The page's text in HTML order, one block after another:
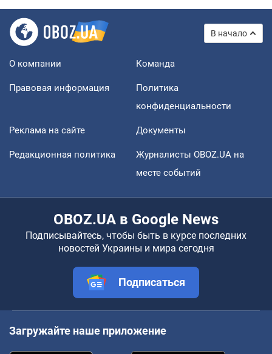
В начало
О компании Команда
Правовая информация
Политика
конфиденциальности
Реклама на сайте Документы
Редакционная политика
Журналисты OBOZ.UA на
месте событий
OBOZ.UA в Google News
Подписывайтесь, чтобы быть в курсе последних
новостей Украины и мира сегодня
Подписаться
Загружайте наше приложение